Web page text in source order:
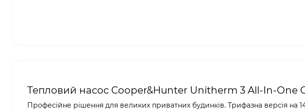
Тепловий насос Cooper&Hunter Unitherm 3 All-In-One
Професійне рішення для великих приватних будинків. Трифазна версія на